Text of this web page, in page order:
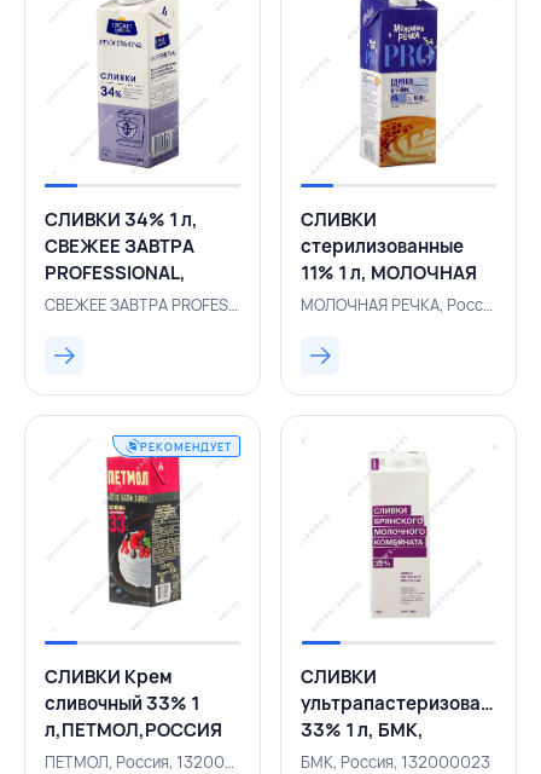
СЛИВКИ 34% 1 л,
СВЕЖЕЕ ЗАВТРА
PROFESSIONAL,
РОССИЯ
СВЕЖЕЕ ЗАВТРА PROFESSIONAL, 500001464
СЛИВКИ
стерилизованные
11% 1 л, МОЛОЧНАЯ
РЕЧКА, РОССИЯ
МОЛОЧНАЯ РЕЧКА, Россия, 132000203
РЕКОМЕНДУЕТ
СЛИВКИ Крем
сливочный 33% 1
л,ПЕТМОЛ,РОССИЯ
ПЕТМОЛ, Россия, 132000221
СЛИВКИ
ультрапастеризованные
33% 1 л, БМК,
РОССИЯ
БМК, Россия, 132000023